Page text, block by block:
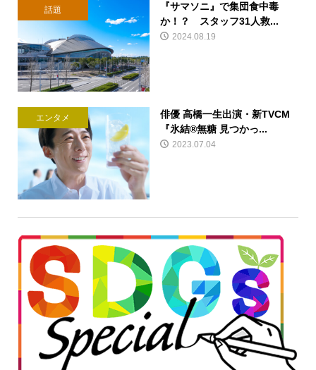
話題
『サマソニ』で集団食中毒
か！？ スタッフ31人救...
2024.08.19
エンタメ
俳優 高橋一生出演・新TVCM
『氷結®無糖 見つかっ...
2023.07.04